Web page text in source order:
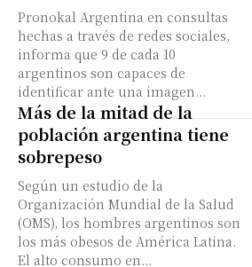
Pronokal Argentina en consultas
hechas a través de redes sociales,
informa que 9 de cada 10
argentinos son capaces de
identificar ante una imagen...
Más de la mitad de la
población argentina tiene
sobrepeso
Según un estudio de la
Organización Mundial de la Salud
(OMS), los hombres argentinos son
los más obesos de América Latina.
El alto consumo en...